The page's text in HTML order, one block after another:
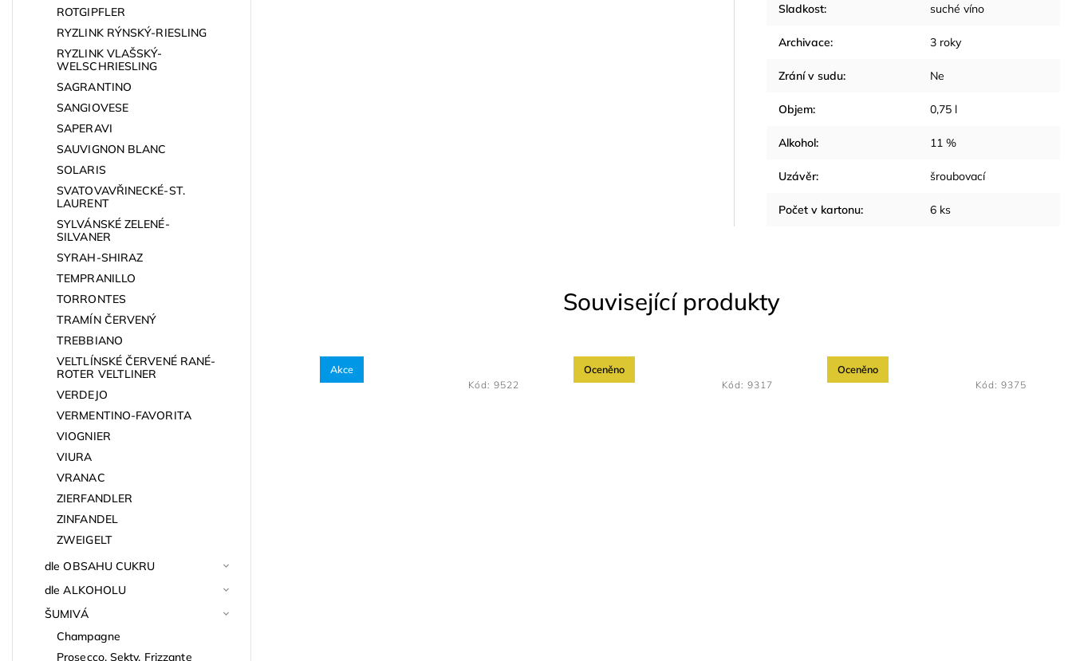
ROTGIPFLER
RYZLINK RÝNSKÝ-RIESLING
RYZLINK VLAŠSKÝ-
WELSCHRIESLING
SAGRANTINO
SANGIOVESE
SAPERAVI
SAUVIGNON BLANC
SOLARIS
SVATOVAVŘINECKÉ-ST.
LAURENT
SYLVÁNSKÉ ZELENÉ-
SILVANER
SYRAH-SHIRAZ
TEMPRANILLO
TORRONTES
TRAMÍN ČERVENÝ
TREBBIANO
VELTLÍNSKÉ ČERVENÉ RANÉ-
ROTER VELTLINER
VERDEJO
VERMENTINO-FAVORITA
VIOGNIER
VIURA
VRANAC
ZIERFANDLER
ZINFANDEL
ZWEIGELT
dle OBSAHU CUKRU
dle ALKOHOLU
ŠUMIVÁ
Champagne
Prosecco, Sekty, Frizzante
Sladkost: suché víno
Archivace: 3 roky
Zrání v sudu: Ne
Objem: 0,75 l
Alkohol: 11 %
Uzávěr: šroubovací
Počet v kartonu: 6 ks
Související produkty
Akce
Kód: 9522
Oceněno
Kód: 9317
Oceněno
Kód: 9375